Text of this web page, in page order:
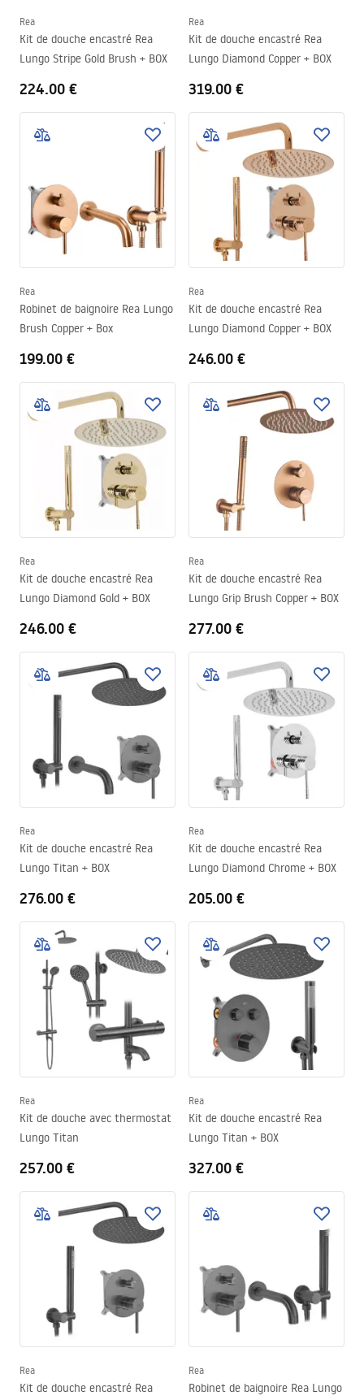
Rea
Kit de douche encastré Rea
Lungo Stripe Gold Brush + BOX
224.00 €
Rea
Kit de douche encastré Rea
Lungo Diamond Copper + BOX
319.00 €
Rea
Robinet de baignoire Rea Lungo
Brush Copper + Box
199.00 €
Rea
Kit de douche encastré Rea
Lungo Diamond Copper + BOX
246.00 €
Rea
Kit de douche encastré Rea
Lungo Diamond Gold + BOX
246.00 €
Rea
Kit de douche encastré Rea
Lungo Grip Brush Copper + BOX
277.00 €
Rea
Kit de douche encastré Rea
Lungo Titan + BOX
276.00 €
Rea
Kit de douche encastré Rea
Lungo Diamond Chrome + BOX
205.00 €
Rea
Kit de douche avec thermostat
Lungo Titan
257.00 €
Rea
Kit de douche encastré Rea
Lungo Titan + BOX
327.00 €
Rea
Kit de douche encastré Rea
Rea
Robinet de baignoire Rea Lungo